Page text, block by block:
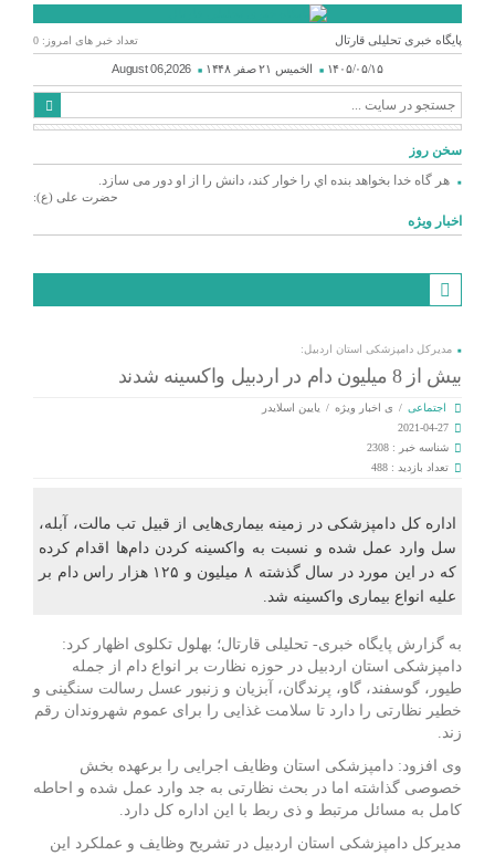
پایگاه خبری تحلیلی قارتال تعداد خبر های امروز: 0
۱۴۰۵/۰۵/۱۵ الخميس ۲۱ صفر ۱۴۴۸ August 06,2026
سخن روز
هر گاه خدا بخواهد بنده اي را خوار كند، دانش را از او دور می سازد.
حضرت علی (ع):
اخبار ویژه
مدیرکل دامپزشکی استان اردبیل:
بیش از 8 میلیون دام در اردبیل واکسینه شدند
اجتماعی / ی اخبار ویژه / یایین اسلایدر
2021-04-27
شناسه خبر : 2308
تعداد بازدید : 488
اداره کل دامپزشکی در زمینه بیماری‌هایی از قبیل تب مالت، آبله،
سل وارد عمل شده و نسبت به واکسینه کردن دام‌ها اقدام کرده
که در این مورد در سال گذشته ۸ میلیون و ۱۲۵ هزار راس دام بر
علیه انواع بیماری واکسینه شد.
به گزارش پایگاه خبری- تحلیلی قارتال؛ بهلول تکلوی اظهار کرد:
دامپزشکی استان اردبیل در حوزه نظارت بر انواع دام از جمله
طیور، گوسفند، گاو، پرندگان، آبزیان و زنبور عسل رسالت سنگینی و
خطیر نظارتی را دارد تا سلامت غذایی را برای عموم شهروندان رقم
زند.
وی افزود: دامپزشکی استان وظایف اجرایی را برعهده بخش
خصوصی گذاشته اما در بحث نظارتی به جد وارد عمل شده و احاطه
کامل به مسائل مرتبط و ذی ربط با این اداره کل دارد.
مدیرکل دامپزشکی استان اردبیل در تشریح وظایف و عملکرد این